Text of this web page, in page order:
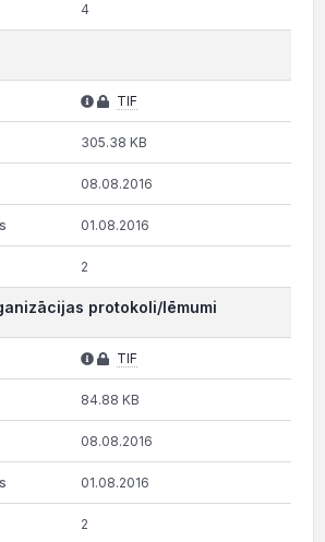
4
TIF
305.38 KB
08.08.2016
01.08.2016
2
protokoli/lēmumi
TIF
84.88 KB
08.08.2016
01.08.2016
2